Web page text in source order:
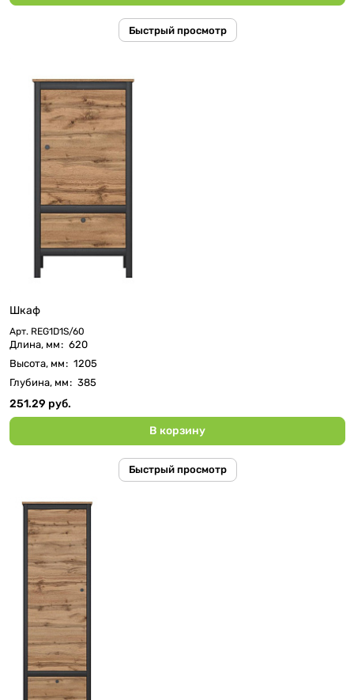
Быстрый просмотр
Шкаф
Арт. REG1D1S/60
Длина, мм: 620
Высота, мм: 1205
Глубина, мм: 385
251.29 руб.
В корзину
Быстрый просмотр